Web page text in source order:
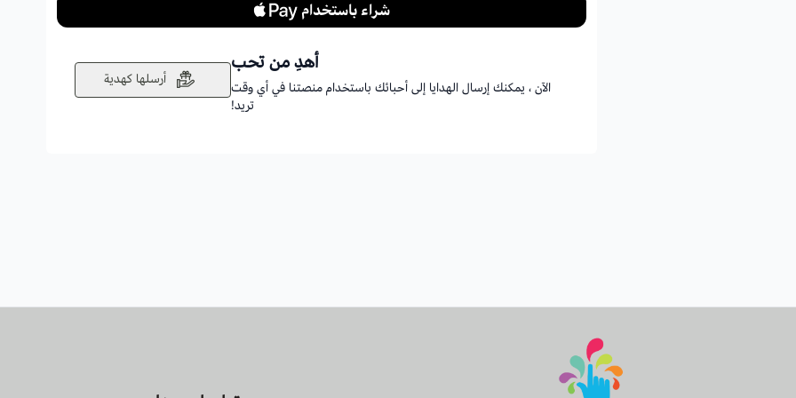
أهدِ من تحب
الآن ، يمكنك إرسال الهدايا إلى أحبائك باستخدام منصتنا في أي وقت
تريد!
أرسلها كهدية